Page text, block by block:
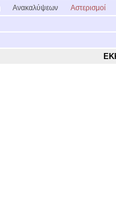
Ανακαλύψεων
Αστερισμοί